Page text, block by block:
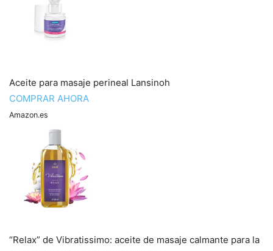
Aceite para masaje perineal Lansinoh
COMPRAR AHORA
Amazon.es
“Relax” de Vibratissimo: aceite de masaje calmante para la